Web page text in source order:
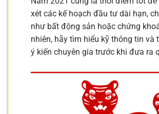
xét các kế hoạch đầu tư dài hạn,
như bất động sản hoặc chứng
nhiên, hãy tìm hiểu kỹ thông tin và
ý kiến chuyên gia trước khi đưa ra